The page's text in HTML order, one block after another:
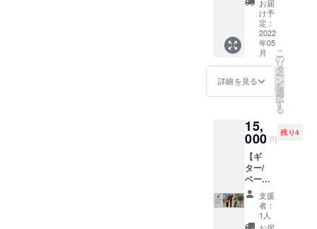
い、、
、！
（不可
能な場
合で
も、1枚
お送り
いたし
ズな
ど】 ・
PLAIN
FABRIC
ヘムカ
ラーパ
イル
フェイ
スタオ
客様の
み、
タープ
設営を
可とし
ます。
その
アなど
は自由
ちくだ
さい。
レンタ
ル品も
多少ご
用意し
ステー
ジ使用
料5,000
円（税
別）の
ご負
担、ご
6アー
ティス
ト出演
（予
定）。
※スペー
スの都
合によ
り、先
料金：
入場時
1drink
代 600
円 出
演：イ
ンター
ネット
で出演
（締切
を設定 /
応募多
数の場
合は映
像審査
をさせ
ていた
だきま
す）。
(日) 第
三回6月
18日
(土) / 第
四回6月
19日
(日) 会
場：京
丹後森
BEATC
AMP 時
間：開
場10:00
/ 開演
13:00 /
終演
18:00 /
閉場
20:00
とにな
りまし
た。
ネット
でたま
アウト
ドアガ
ブラン
ドなん
です
が、 な
んと住
所が兵
来市の
和田
山。
うです
よ！ 今
回、音
楽とア
ウトド
アの架
なるよ
うな返
、と考
え、 ア
ウトド
アギア
ばかり
ではな
く、音
楽関係
で何か
の方々
もたく
さん使
用され
ている
ベース
用オリ
ラッ
プ。 イ
ケベ楽
器様で
もお取
り扱い
されて
いるよ
うです
ファン
ディン
グの返
礼品と
して
我々
「BEAT
ラ」と
コラボ
ション
いただ
けるこ
とにな
りまし
た。 実
本”を。
この一
言で十
分です
よね。
ca*caさ
ん製作
気を感
じるオ
リジナ
ルスト
ラップ
を この
度、ク
ラウド
ファン
Green(
セージ
グリー
ン)]】
イン
ター
ネット
でスト
ラップ
プを営
まれる
「ca*ca
」。 通
販サイ
ト
→https:
//minne.
com/@
ca-ca
お届
け予
定：
2022
年05
月
詳細を見る
こ
の
リ
タ
ー
ン
を
選
択
す
る
15,
000 円
残り4
【ギ
ター/
ベース
用スト
ラップ
セット
[Carma
支援
者：
1人